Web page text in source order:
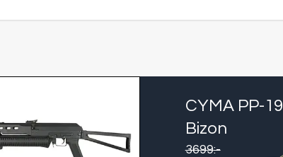
CYMA PP-19
Bizon
3699:-